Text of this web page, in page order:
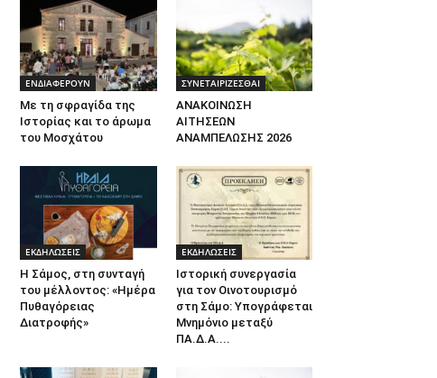
ΕΝΔΙΑΦΕΡΟΥΝ
Με τη σφραγίδα της
Ιστορίας και το άρωμα
του Μοσχάτου
ΣΥΝΕΤΑΙΡΙΖΕΣΘΑΙ
ΑΝΑΚΟΙΝΩΣΗ
ΑΙΤΗΣΕΩΝ
ΑΝΑΜΠΕΛΩΣΗΣ 2026
ΕΚΔΗΛΩΣΕΙΣ
Η Σάμος, στη συνταγή
του μέλλοντος: «Ημέρα
Πυθαγόρειας
Διατροφής»
ΕΚΔΗΛΩΣΕΙΣ
Ιστορική συνεργασία
για τον Οινοτουρισμό
στη Σάμο: Υπογράφεται
Μνημόνιο μεταξύ
ΠΑ.Δ.Α....